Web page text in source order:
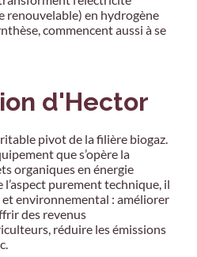
renouvelable) en hydrogène
commencent aussi à se
d'Hector
pivot de la filière biogaz.
que s’opère la
organiques en énergie
purement technique, il
environnemental : améliorer
des revenus
réduire les émissions